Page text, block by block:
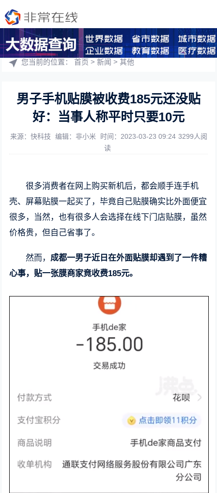
您当前的位置：首页 >新闻 >其他
男子手机贴膜被收费185元还没贴
好：当事人称平时只要10元
来源：快科技 编辑：非小米 时间：2023-03-23 09:24 3299人阅
读
很多消费者在网上购买新机后，都会顺手连手机
壳、屏幕贴膜一起买了，毕竟自己贴膜确实比外面便宜
很多，当然，也有很多人会选择在线下门店贴膜，虽然
价格贵，但自己省事了。
然而， 成都一男子近日在外面贴膜却遇到了一件糟
心事，贴一张膜商家竟收费185元。